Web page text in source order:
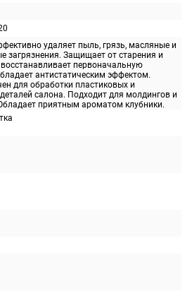
удаляет пыль, грязь, масляные и
загрязнения. Защищает от старения и
первоначальную
антистатическим эффектом.
для обработки пластиковых и
салона. Подходит для молдингов и
приятным ароматом клубники.